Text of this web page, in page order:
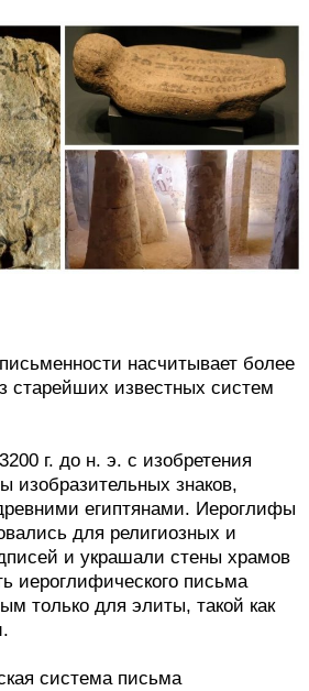
насчитывает более
старейших известных систем
г. до н. э. с изобретения
изобразительных знаков,
египтянами. Иероглифы
для религиозных и
и украшали стены храмов
иероглифического письма
только для элиты, такой как
система письма